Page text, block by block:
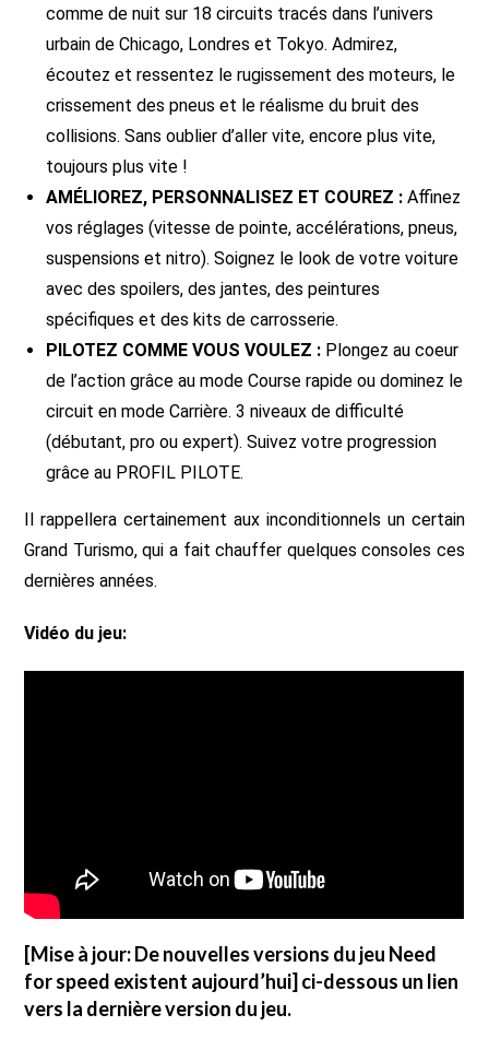
comme de nuit sur 18 circuits tracés dans l’univers
urbain de Chicago, Londres et Tokyo. Admirez,
écoutez et ressentez le rugissement des moteurs, le
crissement des pneus et le réalisme du bruit des
collisions. Sans oublier d’aller vite, encore plus vite,
toujours plus vite !
AMÉLIOREZ, PERSONNALISEZ ET COUREZ : Affinez
vos réglages (vitesse de pointe, accélérations, pneus,
suspensions et nitro). Soignez le look de votre voiture
avec des spoilers, des jantes, des peintures
spécifiques et des kits de carrosserie.
PILOTEZ COMME VOUS VOULEZ : Plongez au coeur
de l’action grâce au mode Course rapide ou dominez le
circuit en mode Carrière. 3 niveaux de difficulté
(débutant, pro ou expert). Suivez votre progression
grâce au PROFIL PILOTE.
Il rappellera certainement aux inconditionnels un certain
Grand Turismo, qui a fait chauffer quelques consoles ces
dernières années.
Vidéo du jeu:
[Mise à jour: De nouvelles versions du jeu Need
for speed existent aujourd’hui] ci-dessous un lien
vers la dernière version du jeu.